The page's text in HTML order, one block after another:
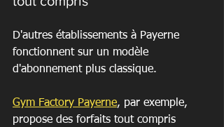
D'autres établissements à Payerne
fonctionnent sur un modèle
d'abonnement plus classique.
Gym Factory Payerne, par exemple,
propose des forfaits tout compris